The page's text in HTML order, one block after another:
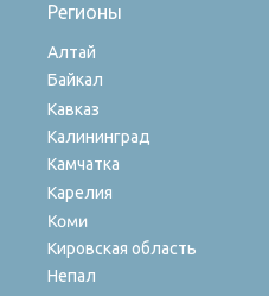
Регионы
Алтай
Байкал
Кавказ
Калининград
Камчатка
Карелия
Коми
Кировская область
Непал